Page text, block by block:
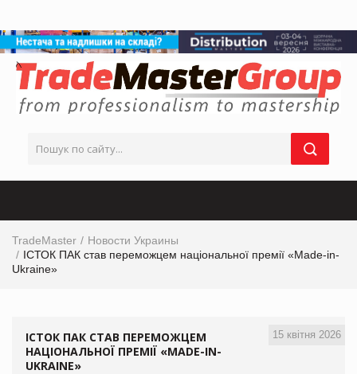
TradeMaster
Новости Украины
ІСТОК ПАК став переможцем національної премії «Made-in-
Ukraine»
15 квітня 2026
ІСТОК ПАК СТАВ ПЕРЕМОЖЦЕМ
НАЦІОНАЛЬНОЇ ПРЕМІЇ «MADE-IN-
UKRAINE»